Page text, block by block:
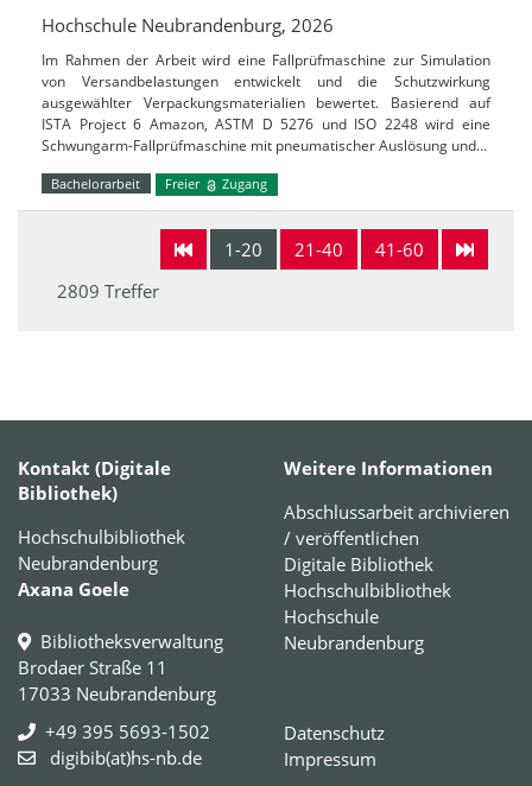
Hochschule Neubrandenburg, 2026
Im Rahmen der Arbeit wird eine Fallprüfmaschine zur Simulation
von Versandbelastungen entwickelt und die Schutzwirkung
ausgewählter Verpackungsmaterialien bewertet. Basierend auf
ISTA Project 6 Amazon, ASTM D 5276 und ISO 2248 wird eine
Schwungarm-Fallprüfmaschine mit pneumatischer Auslösung und…
Bachelorarbeit Freier Zugang
1-20 21-40
41-60
2809 Treffer
Kontakt (Digitale
Bibliothek)
Hochschulbibliothek
Neubrandenburg
Axana Goele
Bibliotheksverwaltung
Brodaer Straße 11
17033 Neubrandenburg
+49 395 5693-1502
digibib(at)hs-nb.de
Weitere Informationen
Abschlussarbeit archivieren
/ veröffentlichen
Digitale Bibliothek
Hochschulbibliothek
Hochschule
Neubrandenburg
Datenschutz
Impressum